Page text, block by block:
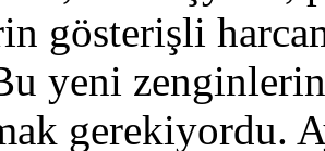
gösterişli
yeni
gerekiyordu.